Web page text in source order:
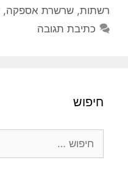
רשתות, שרשרת אספקה,
כתיבת תגובה
חיפוש